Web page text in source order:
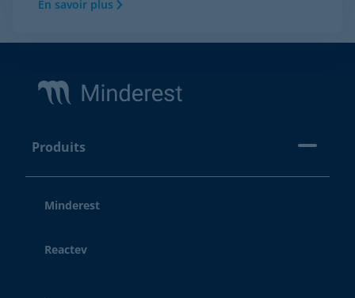
En savoir plus
Produits
Minderest
Reactev